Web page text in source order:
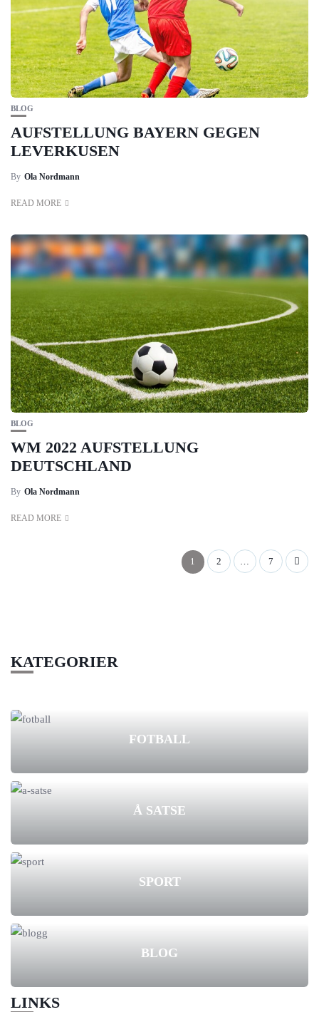
BLOG
AUFSTELLUNG BAYERN GEGEN
LEVERKUSEN
By Ola Nordmann
READ MORE
BLOG
WM 2022 AUFSTELLUNG
DEUTSCHLAND
By Ola Nordmann
READ MORE
1 2 … 7
KATEGORIER
FOTBALL
Å SATSE
SPORT
BLOG
LINKS